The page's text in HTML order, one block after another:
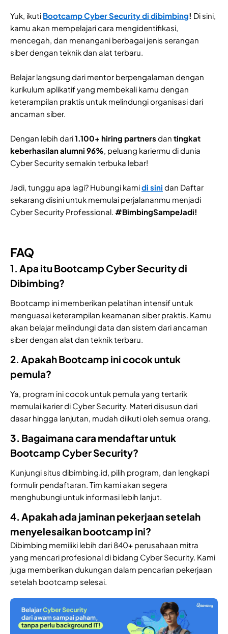
Yuk, ikuti Bootcamp Cyber Security di dibimbing! Di sini,
kamu akan mempelajari cara mengidentifikasi,
mencegah, dan menangani berbagai jenis serangan
siber dengan teknik dan alat terbaru.
Belajar langsung dari mentor berpengalaman dengan
kurikulum aplikatif yang membekali kamu dengan
keterampilan praktis untuk melindungi organisasi dari
ancaman siber.
Dengan lebih dari1.100+ hiring partners dan tingkat
keberhasilan alumni 96%, peluang kariermu di dunia
Cyber Security semakin terbuka lebar!
Jadi, tunggu apa lagi? Hubungi kamidi sini dan Daftar
sekarang disini untuk memulai perjalananmu menjadi
Cyber Security Professional. #BimbingSampeJadi!
FAQ
1. Apa itu Bootcamp Cyber Security di
Dibimbing?
Bootcamp ini memberikan pelatihan intensif untuk
menguasai keterampilan keamanan siber praktis. Kamu
akan belajar melindungi data dan sistem dari ancaman
siber dengan alat dan teknik terbaru.
2. Apakah Bootcamp ini cocok untuk
pemula?
Ya, program ini cocok untuk pemula yang tertarik
memulai karier di Cyber Security. Materi disusun dari
dasar hingga lanjutan, mudah diikuti oleh semua orang.
3. Bagaimana cara mendaftar untuk
Bootcamp Cyber Security?
Kunjungi situs dibimbing.id, pilih program, dan lengkapi
formulir pendaftaran. Tim kami akan segera
menghubungi untuk informasi lebih lanjut.
4. Apakah ada jaminan pekerjaan setelah
menyelesaikan bootcamp ini?
Dibimbing memiliki lebih dari 840+ perusahaan mitra
yang mencari profesional di bidang Cyber Security. Kami
juga memberikan dukungan dalam pencarian pekerjaan
setelah bootcamp selesai.